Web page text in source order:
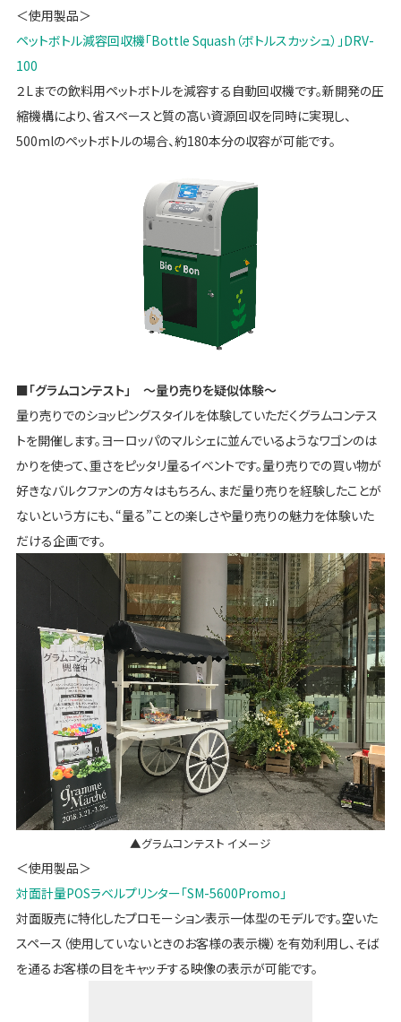
＜使用製品＞
ペットボトル減容回収機「Bottle Squash（ボトルスカッシュ）」DRV-
100
２Lまでの飲料用ペットボトルを減容する自動回収機です。新開発の圧
縮機構により、省スペースと質の高い資源回収を同時に実現し、
500mlのペットボトルの場合、約180本分の収容が可能です。
■「グラムコンテスト」 ～量り売りを疑似体験～
量り売りでのショッピングスタイルを体験していただくグラムコンテス
トを開催します。ヨーロッパのマルシェに並んでいるようなワゴンのは
かりを使って、重さをピッタリ量るイベントです。量り売りでの買い物が
好きなバルクファンの方々はもちろん、まだ量り売りを経験したことが
ないという方にも、“量る”ことの楽しさや量り売りの魅力を体験いた
だける企画です。
▲グラムコンテスト イメージ
＜使用製品＞
対面計量POSラベルプリンター「SM-5600Promo」
対面販売に特化したプロモーション表示一体型のモデルです。空いた
スペース（使用していないときのお客様の表示機）を有効利用し、そば
を通るお客様の目をキャッチする映像の表示が可能です。